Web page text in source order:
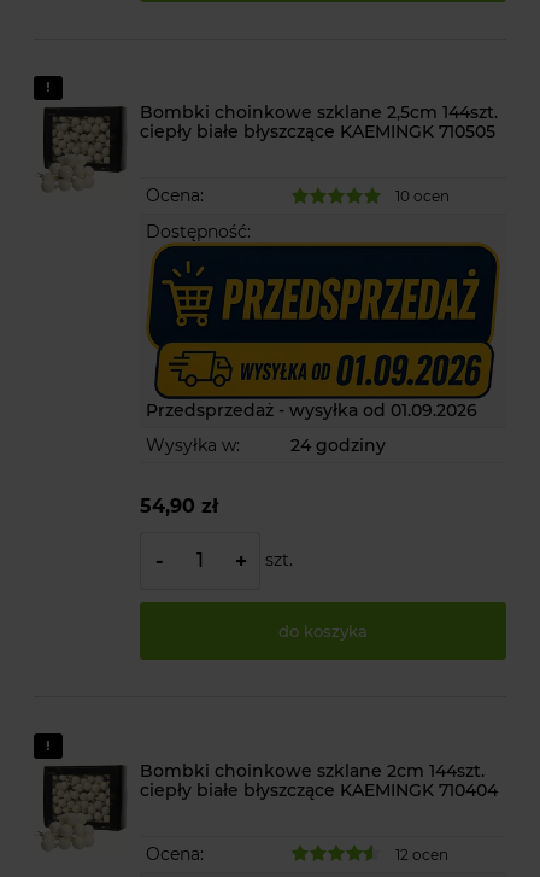
Bombki choinkowe szklane 2,5cm 144szt.
ciepły białe błyszczące KAEMINGK 710505
Ocena: 10 ocen
Dostępność:
Przedsprzedaż - wysyłka od 01.09.2026
Wysyłka w:
24 godziny
54,90 zł
- + szt.
do koszyka
Bombki choinkowe szklane 2cm 144szt.
ciepły białe błyszczące KAEMINGK 710404
Ocena: 12 ocen